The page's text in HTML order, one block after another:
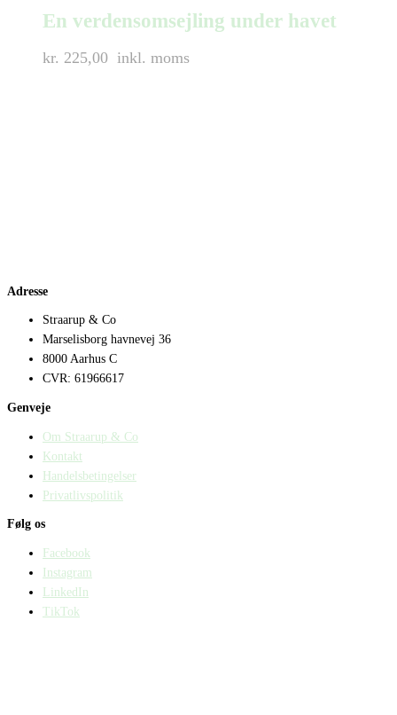
En verdensomsejling under havet
kr. 225,00 inkl. moms
Adresse
Straarup & Co
Marselisborg havnevej 36
8000 Aarhus C
CVR: 61966617
Genveje
Om Straarup & Co
Kontakt
Handelsbetingelser
Privatlivspolitik
Følg os
Facebook
Instagram
LinkedIn
TikTok